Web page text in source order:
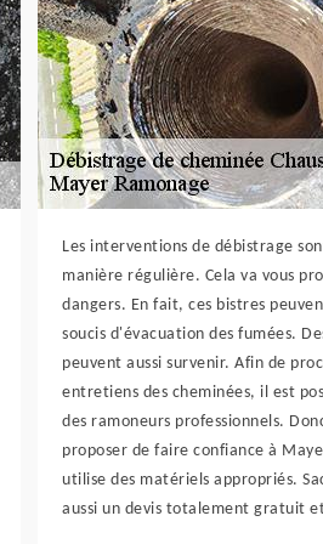
Les interventions de débistrage
manière régulière. Cela va vous
dangers. En fait, ces bistres
soucis d'évacuation des fumées.
peuvent aussi survenir. Afin de
entretiens des cheminées, il est
des ramoneurs professionnels.
proposer de faire confiance à
utilise des matériels appropriés.
aussi un devis totalement gratuit